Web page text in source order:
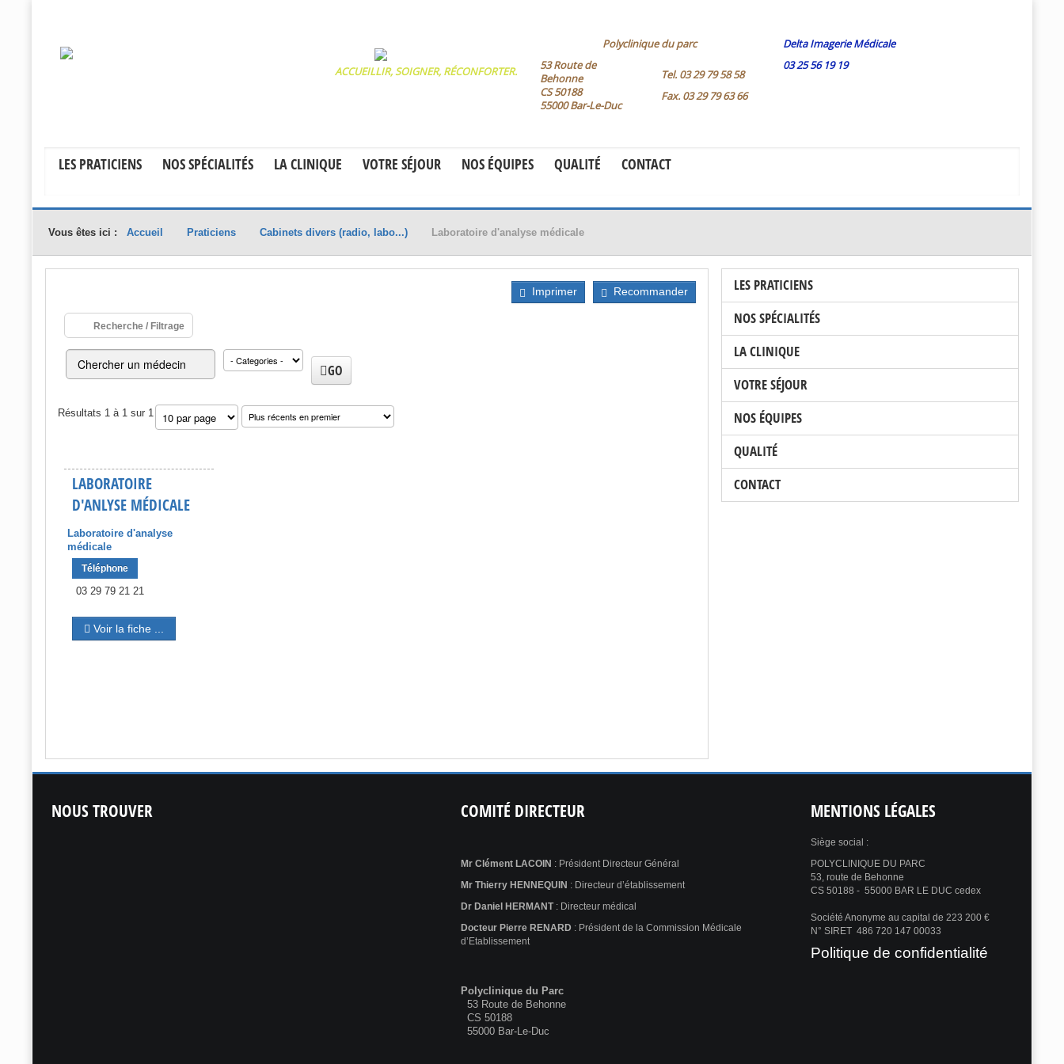
ACCUEILLIR, SOIGNER, RÉCONFORTER.
Polyclinique du parc
53 Route de
Behonne
CS 50188
55000 Bar-Le-Duc
Tel. 03 29 79 58 58
Fax. 03 29 79 63 66
Delta Imagerie Médicale
03 25 56 19 19
LES PRATICIENS NOS SPÉCIALITÉS LA CLINIQUE VOTRE SÉJOUR NOS ÉQUIPES QUALITÉ CONTACT
Vous êtes ici : Accueil Praticiens Cabinets divers (radio, labo...) Laboratoire d'analyse médicale
Imprimer Recommander
Recherche / Filtrage
GO
Résultats 1 à 1 sur 1
LABORATOIRE
D'ANLYSE MÉDICALE
Laboratoire d'analyse
médicale
Téléphone
03 29 79 21 21
Voir la fiche ...
LES PRATICIENS
NOS SPÉCIALITÉS
LA CLINIQUE
VOTRE SÉJOUR
NOS ÉQUIPES
QUALITÉ
CONTACT
NOUSTROUVER COMITÉ DIRECTEUR
Mr Clément LACOIN : Président Directeur Général
Mr Thierry HENNEQUIN : Directeur d’établissement
Dr Daniel HERMANT: Directeur médical
Docteur Pierre RENARD : Président de la Commission Médicale
d’Etablissement
Polyclinique du Parc
53 Route de Behonne
CS 50188
55000 Bar-Le-Duc
MENTIONS LÉGALES
Siège social :
POLYCLINIQUE DU PARC
53, route de Behonne
CS 50188 - 55000 BAR LE DUC cedex
Société Anonyme au capital de 223 200 €
N° SIRET 486 720 147 00033
Politique de confidentialité